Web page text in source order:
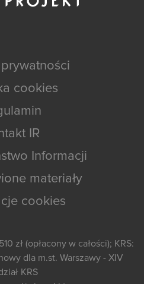
cookies
IR
Informacji
materiały
cookies
zł (opłacony w całości); KRS:
dla m.st. Warszawy - XIV
KRS